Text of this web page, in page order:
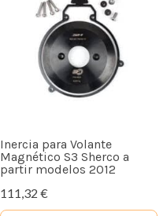
Inercia para Volante
Magnético S3 Sherco a
partir modelos 2012
111,32 €